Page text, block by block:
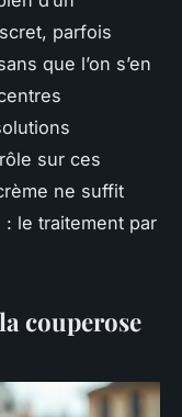
parfois
que l’on s’en
sur ces
ne suffit
le traitement par
couperose